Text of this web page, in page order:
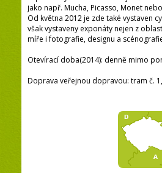
jako např. Mucha, Picasso, Monet
Od května 2012 je zde také vystaven
však vystaveny exponáty nejen z
míře i fotografie, designu a
Otevírací doba(2014): denně mimo
Doprava veřejnou dopravou: tram č.